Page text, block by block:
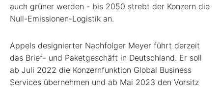
auch grüner werden - bis 2050 strebt der Konzern die
Null-Emissionen-Logistik an.
Appels designierter Nachfolger Meyer führt derzeit
das Brief- und Paketgeschäft in Deutschland. Er soll
ab Juli 2022 die Konzernfunktion Global Business
Services übernehmen und ab Mai 2023 den Vorsitz